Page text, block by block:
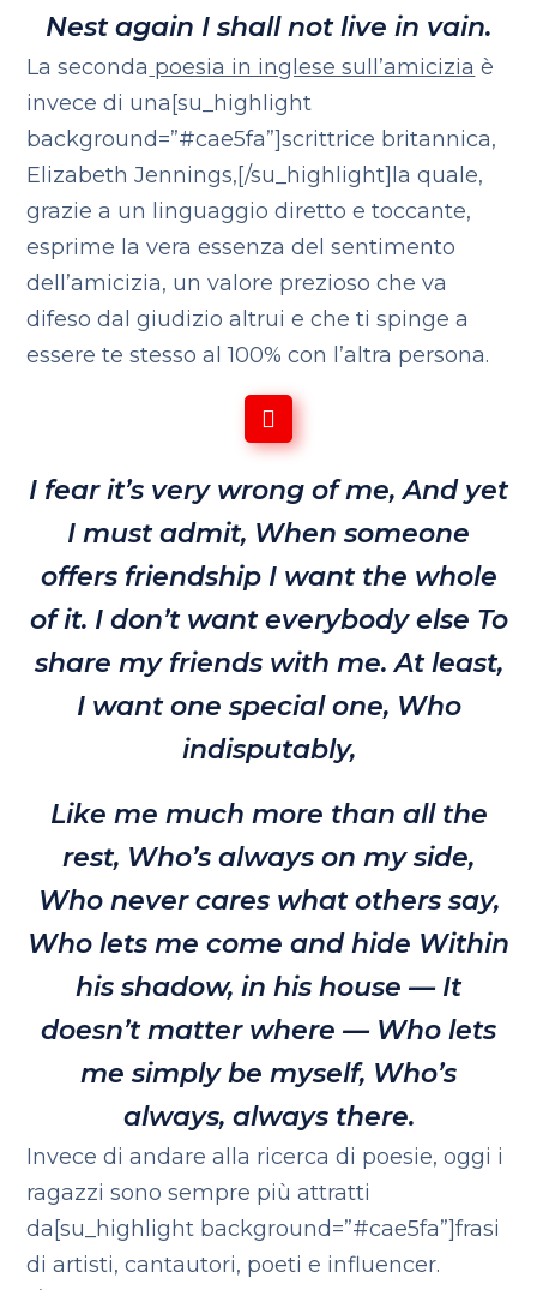
Nest again I shall not live in vain.
La seconda poesia in inglese sull’amicizia è
invece di una[su_highlight
background=”#cae5fa”]scrittrice britannica,
Elizabeth Jennings,[/su_highlight]la quale,
grazie a un linguaggio diretto e toccante,
esprime la vera essenza del sentimento
dell’amicizia, un valore prezioso che va
difeso dal giudizio altrui e che ti spinge a
essere te stesso al 100% con l’altra persona.
I fear it’s very wrong of me, And yet
I must admit, When someone
offers friendship I want the whole
of it. I don’t want everybody else To
share my friends with me. At least,
I want one special one, Who
indisputably,
Like me much more than all the
rest, Who’s always on my side,
Who never cares what others say,
Who lets me come and hide Within
his shadow, in his house — It
doesn’t matter where — Who lets
me simply be myself, Who’s
always, always there.
Invece di andare alla ricerca di poesie, oggi i
ragazzi sono sempre più attratti
da[su_highlight background=”#cae5fa”]frasi
di artisti, cantautori, poeti e influencer.